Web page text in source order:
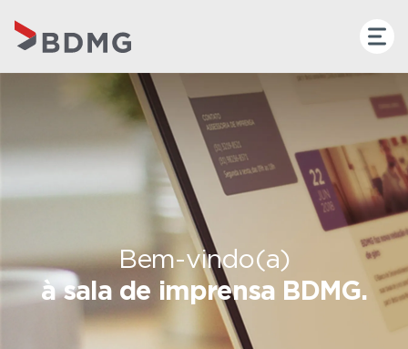
Bem-vindo(a)
à sala de imprensa BDMG.